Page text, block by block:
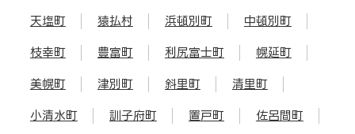
天塩町 猿払村 浜頓別町 中頓別町
枝幸町 豊富町 利尻富士町 幌延町
美幌町 津別町 斜里町 清里町
小清水町 訓子府町 置戸町 佐呂間町